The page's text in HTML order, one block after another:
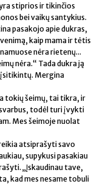
stiprios ir tikinčios
bei vaikų santykius.
pasakojo apie dukras,
kaip mama ir tėtis
nėra rietenų...
nėra.“ Tada dukra ją
Mergina
tokių šeimų, tai tikra, ir
todėl turi įvykti
Mes šeimoje nuolat
atsiprašyti savo
supykusi pasakiau
„Įskaudinau tave,
kad mes nesame tobuli